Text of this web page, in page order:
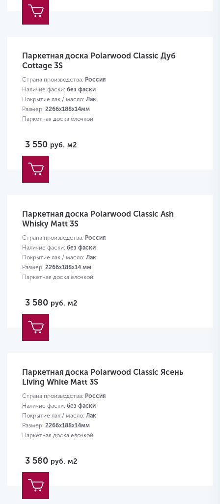
Паркетная доска Polarwood Classic Дуб
Cottage 3S
Страна производства: Россия
Наличие фаски: без фаски
Покрытие лак / масло: Лак
Размер: 2266х188х14мм
Паркетная доска ёлочкой
3 550 руб. м2
Паркетная доска Polarwood Classic Ash
Whisky Matt 3S
Страна производства: Россия
Наличие фаски: без фаски
Покрытие лак / масло: Лак
Размер: 2266х188х14 мм
Паркетная доска ёлочкой
3 580 руб. м2
Паркетная доска Polarwood Classic Ясень
Living White Matt 3S
Страна производства: Россия
Наличие фаски: без фаски
Покрытие лак / масло: Лак
Размер: 2266х188х14мм
Паркетная доска ёлочкой
3 580 руб. м2